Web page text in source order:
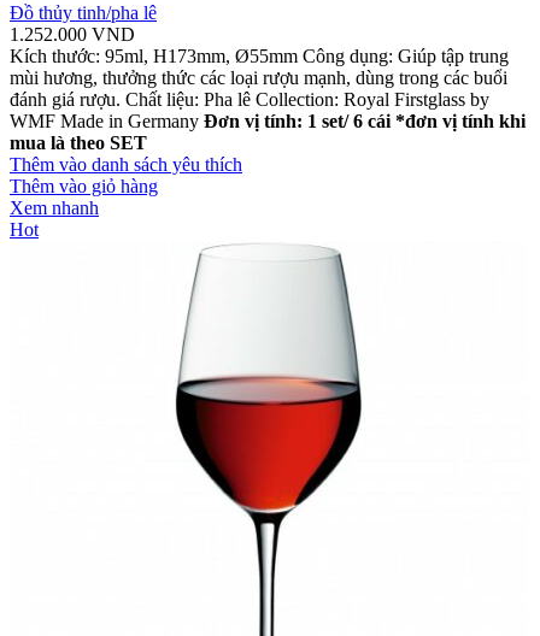
Đồ thủy tinh/pha lê
1.252.000 VND
Kích thước: 95ml, H173mm, Ø55mm Công dụng: Giúp tập trung
mùi hương, thưởng thức các loại rượu mạnh, dùng trong các buổi
đánh giá rượu. Chất liệu: Pha lê Collection: Royal Firstglass by
WMF Made in Germany Đơn vị tính: 1 set/ 6 cái *đơn vị tính khi
mua là theo SET
Thêm vào danh sách yêu thích
Thêm vào giỏ hàng
Xem nhanh
Hot